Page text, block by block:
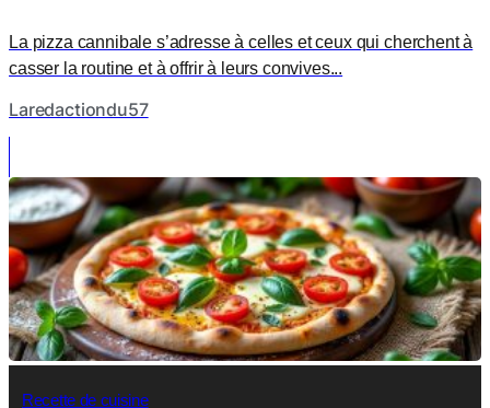
La pizza cannibale s’adresse à celles et ceux qui cherchent à
casser la routine et à offrir à leurs convives...
Laredactiondu57
Recette de cuisine